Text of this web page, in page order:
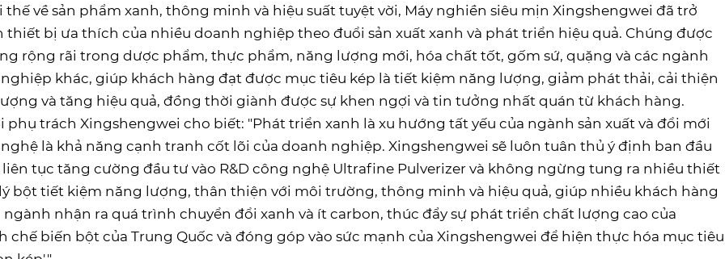
thế về sản phẩm xanh, thông minh và hiệu suất tuyệt vời, Máy nghiền siêu mịn Xingshengwei đã trở
thiết bị ưa thích của nhiều doanh nghiệp theo đuổi sản xuất xanh và phát triển hiệu quả. Chúng được
rộng rãi trong dược phẩm, thực phẩm, năng lượng mới, hóa chất tốt, gốm sứ, quặng và các ngành
khác, giúp khách hàng đạt được mục tiêu kép là tiết kiệm năng lượng, giảm phát thải, cải thiện
và tăng hiệu quả, đồng thời giành được sự khen ngợi và tin tưởng nhất quán từ khách hàng.
phụ trách Xingshengwei cho biết: "Phát triển xanh là xu hướng tất yếu của ngành sản xuất và đổi mới
là khả năng cạnh tranh cốt lõi của doanh nghiệp. Xingshengwei sẽ luôn tuân thủ ý định ban đầu
liên tục tăng cường đầu tư vào R&D công nghệ Ultrafine Pulverizer và không ngừng tung ra nhiều thiết
bột tiết kiệm năng lượng, thân thiện với môi trường, thông minh và hiệu quả, giúp nhiều khách hàng
nhận ra quá trình chuyển đổi xanh và ít carbon, thúc đẩy sự phát triển chất lượng cao của
chế biến bột của Trung Quốc và đóng góp vào sức mạnh của Xingshengwei để hiện thực hóa mục tiêu